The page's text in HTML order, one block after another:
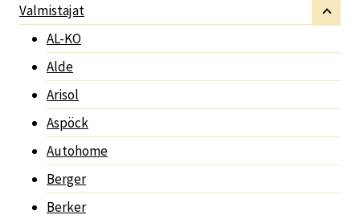
Valmistajat
AL-KO
Alde
Arisol
Aspöck
Autohome
Berger
Berker